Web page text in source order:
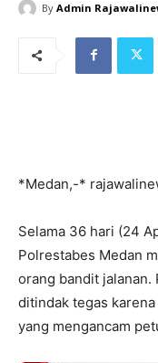
By Admin
*Medan,-*
Selama 36 hari (24
Polrestabes Medan
orang bandit jalanan.
ditindak tegas
yang mengancam